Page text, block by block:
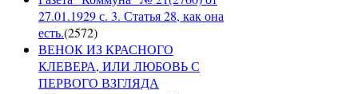
27.01.1929 с. 3. Статья 28, как она
есть.(2572)
ВЕНОК ИЗ КРАСНОГО
КЛЕВЕРА, ИЛИ ЛЮБОВЬ С
ПЕРВОГО ВЗГЛЯДА